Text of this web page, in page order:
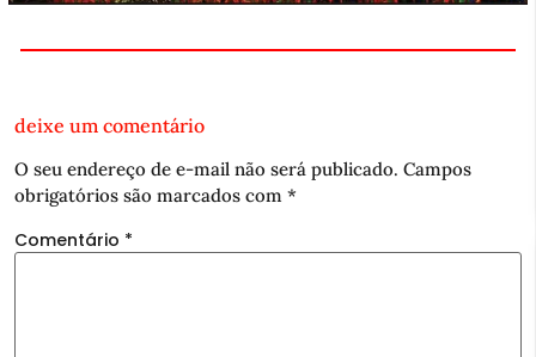
deixe um comentário
O seu endereço de e-mail não será publicado. Campos
obrigatórios são marcados com *
Comentário *